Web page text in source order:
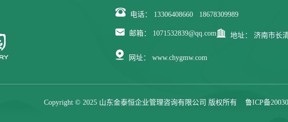
电话： 13306408660 18678309989
邮箱： 1071532839@qq.com 地址： 济南市长
网址： www.chygmw.com
Copyright © 2025 山东金泰恒企业管理咨询有限公司 版权所有 鲁ICP备